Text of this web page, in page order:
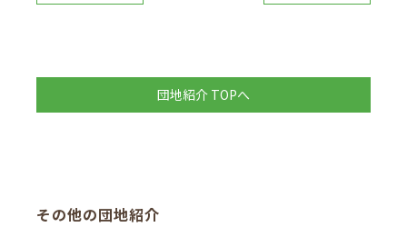
団地紹介 TOPへ
その他の団地紹介